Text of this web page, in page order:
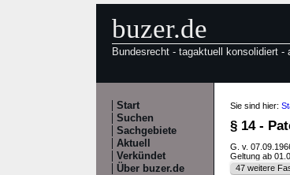
buzer.de
Bundesrecht - tagaktuell konsolidiert -
Start
Suchen
Sachgebiete
Aktuell
Verkündet
Über buzer.de
Sie sind hier:
§ 14 -
G. v.
Geltung ab
47 weitere